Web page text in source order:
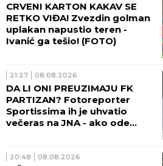
CRVENI KARTON KAKAV SE
RETKO VIĐA! Zvezdin golman
uplakan napustio teren -
Ivanić ga tešio! (FOTO)
21:27 08.08.2026
DA LI ONI PREUZIMAJU FK
PARTIZAN? Fotoreporter
Sportissima ih je uhvatio
večeras na JNA - ako ode
(FOTO)
20:48 08.08.2026